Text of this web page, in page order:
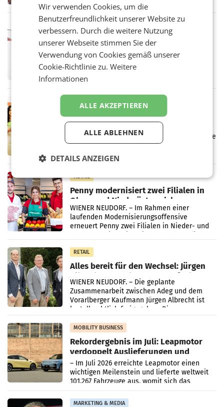
von 1.544,0 Mio. EUR erwirtschaftet, was
einem Plus von 3,8 Prozent gegenüber dem
Vergleichszeitraum
ProSiebenSat.1 spart und macht
überraschend viel Gewinn
UNTERFÖHRING/MAILAND/AMSTERDAM. Der
Fernsehkonzern ProSiebenSat.1 hat im
wieder Gewinn gemacht und die
Markterwartung deutlich übertroffen.
Eine Bühne für Zirkularität: ARA und
Müller informieren am POS über
Kreislauffähigkeit
Über den gesamten August hinweg rücken die
Altstoff Recycling Austria AG (ARA) und der
Handelskonzern Müller die Initiative
„Kreislauf-Helden“ in allen österreichischen
RETAIL
Penny modernisiert zwei Filialen in
Ober- und Niederösterreich
WIENER NEUDORF. – Im Rahmen einer
laufenden Modernisierungsoffensive
erneuert Penny zwei Filialen in Nieder- und
RETAIL
Alles bereit für den Wechsel: Jürgen
Albrecht setzt ab 1.1.2027 auf Adeg
WIENER NEUDORF. – Die geplante
Zusammenarbeit zwischen Adeg und dem
Vorarlberger Kaufmann Jürgen Albrecht ist
kartellrechtlich freigegeben: Die
Bundeswettbewerbsbehörde und der
Bundeskartellanwalt
MOBILITY BUSINESS
Rekordergebnis im Juli: Leapmotor
verdoppelt Auslieferungen und
überschreitet die 100.000er-Marke
– Im Juli 2026 erreichte Leapmotor einen
wichtigen Meilenstein und lieferte weltweit
101.267 Fahrzeuge aus, womit sich das
Ergebnis gegenüber Juli 2025 mehr als
verdoppelte (+102
MARKETING & MEDIA
Wir verwenden Cookies, um die
Benutzerfreundlichkeit unserer Website zu
verbessern. Durch die weitere Nutzung
unserer Webseite stimmen Sie der
Verwendung von Cookies gemäß unserer
Cookie-Richtlinie zu.Weitere
Informationen
ALLE AKZEPTIEREN
ALLE ABLEHNEN
DETAILS ANZEIGEN